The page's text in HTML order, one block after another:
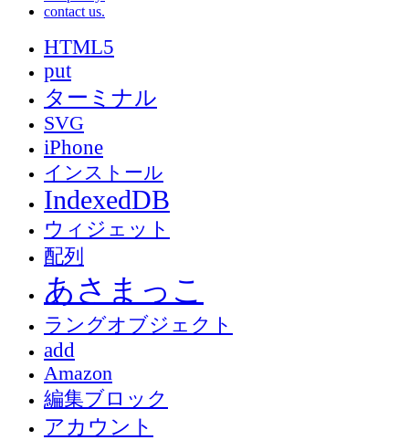
contact us.
HTML5
put
ターミナル
SVG
iPhone
インストール
IndexedDB
ウィジェット
配列
あさまっこ
ラングオブジェクト
add
Amazon
編集ブロック
アカウント